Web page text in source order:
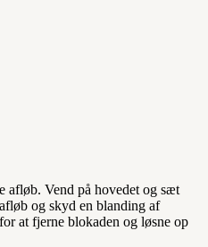
afløb. Vend på hovedet og sæt
og skyd en blanding af
at fjerne blokaden og løsne op